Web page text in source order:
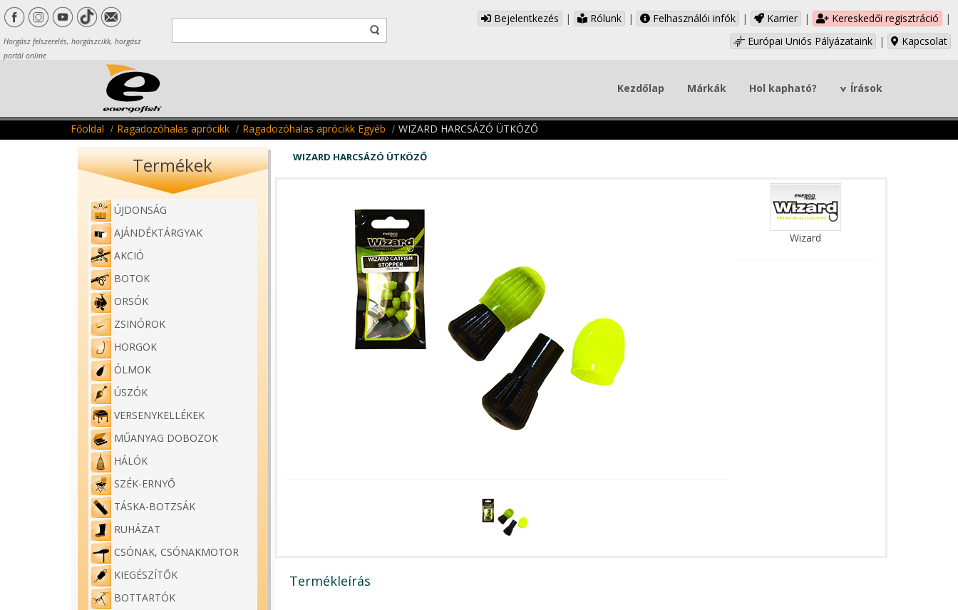
Horgász felszerelés, horgászcikk, horgász
portál online
Bejelentkezés | Rólunk | Felhasználói infók | Karrier | Kereskedői regisztráció
|
Európai Uniós Pályázataink
| Kapcsolat
Kezdőlap Márkák Hol kapható? Írások
Főoldal Ragadozóhalas aprócikk Ragadozóhalas aprócikk Egyéb WIZARD HARCSÁZÓ ÜTKÖZŐ
Termékek
ÚJDONSÁG
AJÁNDÉKTÁRGYAK
AKCIÓ
BOTOK
ORSÓK
ZSINÓROK
HORGOK
ÓLMOK
ÚSZÓK
VERSENYKELLÉKEK
MŰANYAG DOBOZOK
HÁLÓK
SZÉK-ERNYŐ
TÁSKA-BOTZSÁK
RUHÁZAT
CSÓNAK, CSÓNAKMOTOR
KIEGÉSZÍTŐK
BOTTARTÓK
WIZARD HARCSÁZÓ ÜTKÖZŐ
Wizard
Termékleírás